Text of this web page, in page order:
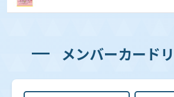
メンバーカード